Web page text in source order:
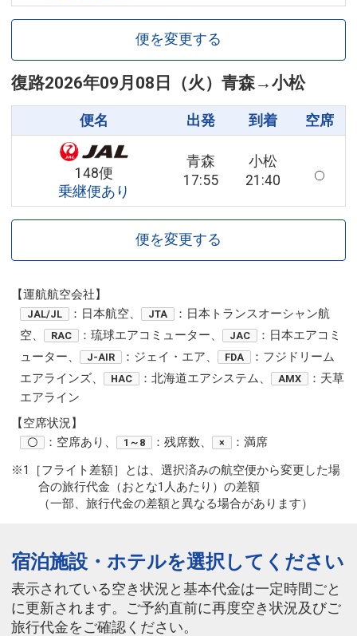
便を変更する
復路2026年09月08日（火） 青森→小松
便名 出発 到着 空席
148便
乗継便あり
青森
17:55
小松
21:40
便を変更する
【運航航空会社】
JAL/JL ：日本航空、 JTA
：日本トランスオーシャン航
空、
RAC ：琉球エアコミューター、 JAC
：日本エアコミ
ューター、
J-AIR ：ジェイ・エア、 FDA
：フジドリーム
エアラインズ、
HAC ：北海道エアシステム、 AMX
：天草
エアライン
【空席状況】
〇 ：空席あり、 1～8 ：残席数、 ×
：満席
※1［フライト差額］とは、選択済みの航空便から変更した場
合の旅行代金（おとな1人あたり）の差額
（一部、旅行代金の差額と異なる場合があります）
宿泊施設・ホテルを選択してください
表示されている空き状況と基本代金は一定時間ごと
に更新されます。ご予約直前に再度空き状況及びご
旅行代金をご確認ください。